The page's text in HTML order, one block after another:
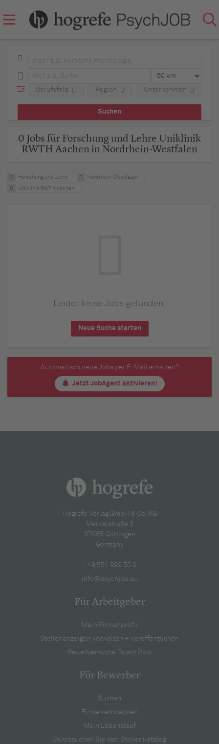
Berufsfeld Region Unternehmen
0 Jobs für Forschung und Lehre Uniklinik
RWTH Aachen in Nordrhein-Westfalen
Forschung und Lehre Nordrhein-Westfalen
Uniklinik RWTH Aachen
Leider keine Jobs gefunden.
Neue Suche starten
Automatisch neue Jobs per E-Mail erhalten?
Jetzt JobAgent aktivieren!
Hogrefe Verlag GmbH & Co. KG
Merkelstraße 3
37085 Göttingen
Germany
+49 551 999 50 0
info@psychjob.eu
Für Arbeitgeber
Mein Firmenprofil
Stellenanzeigen verwalten + veröffentlichen
Bewerbersuche Talent Pool
Für Bewerber
Suchen
Firmen entdecken
Mein Lebenslauf
Durchsuchen Sie den Stellenkatalog